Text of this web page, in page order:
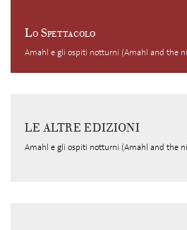
Lo Spettacolo
Amahl e gli ospiti notturni (Amahl and the
LE ALTRE EDIZIONI
Amahl e gli ospiti notturni (Amahl and the